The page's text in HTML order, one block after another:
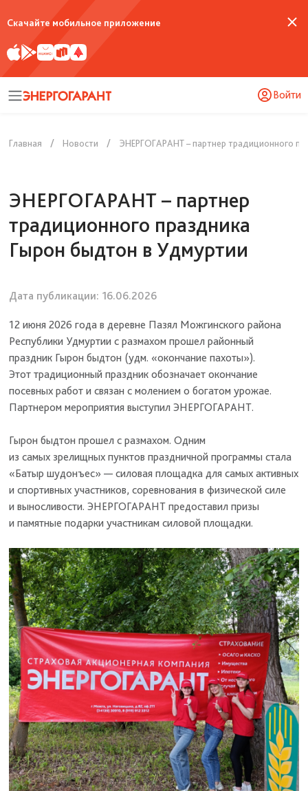
Скачайте мобильное приложение
Войти
Главная Новости ЭНЕРГОГАРАНТ – партнер традиционного
ЭНЕРГОГАРАНТ – партнер
традиционного праздника
Гырон быдтон в Удмуртии
Дата публикации: 16.06.2026
12 июня 2026 года в деревне Пазял Можгинского района
Республики Удмуртии с размахом прошел районный
праздник Гырон быдтон (удм. «окончание пахоты»).
Этот традиционный праздник обозначает окончание
посевных работ и связан с молением о богатом урожае.
Партнером мероприятия выступил ЭНЕРГОГАРАНТ.
Гырон быдтон прошел с размахом. Одним
из самых зрелищных пунктов праздничной программы стала
«Батыр шудонъес» — силовая площадка для самых активных
и спортивных участников, соревнования в физической силе
и выносливости. ЭНЕРГОГАРАНТ предоставил призы
и памятные подарки участникам силовой площадки.